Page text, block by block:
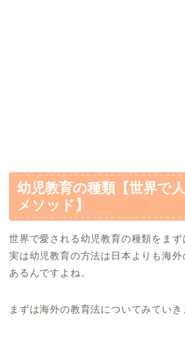
幼児教育の種類【世界で
メソッド】
世界で愛される幼児教育の種類をまず
実は幼児教育の方法は日本よりも海外
あるんですよね。
まずは海外の教育法についてみていき